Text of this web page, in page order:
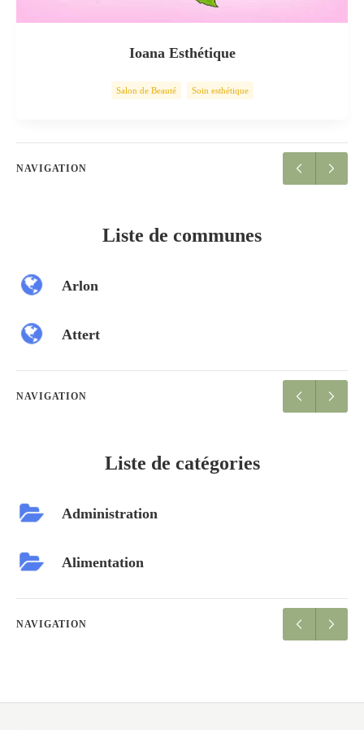
Ioana Esthétique
Salon de Beauté Soin esthétique
NAVIGATION
Liste de communes
Arlon
Attert
NAVIGATION
Liste de catégories
Administration
Alimentation
NAVIGATION